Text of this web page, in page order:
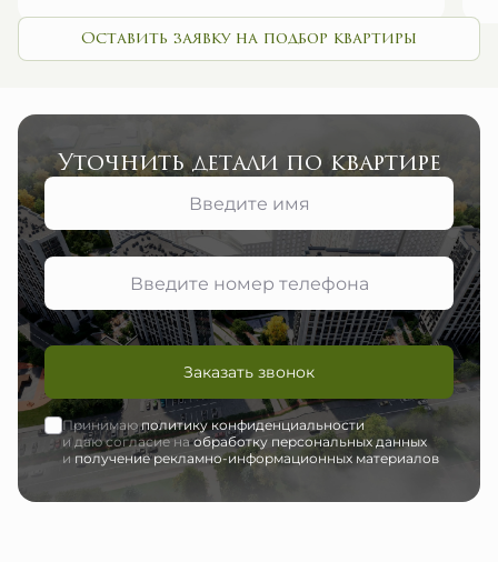
Оставить заявку на подбор квартиры
Уточнить детали по квартире
Заказать звонок
Принимаюполитику конфиденциальности
и даю согласие наобработку персональных данных
иполучение рекламно-информационных материалов